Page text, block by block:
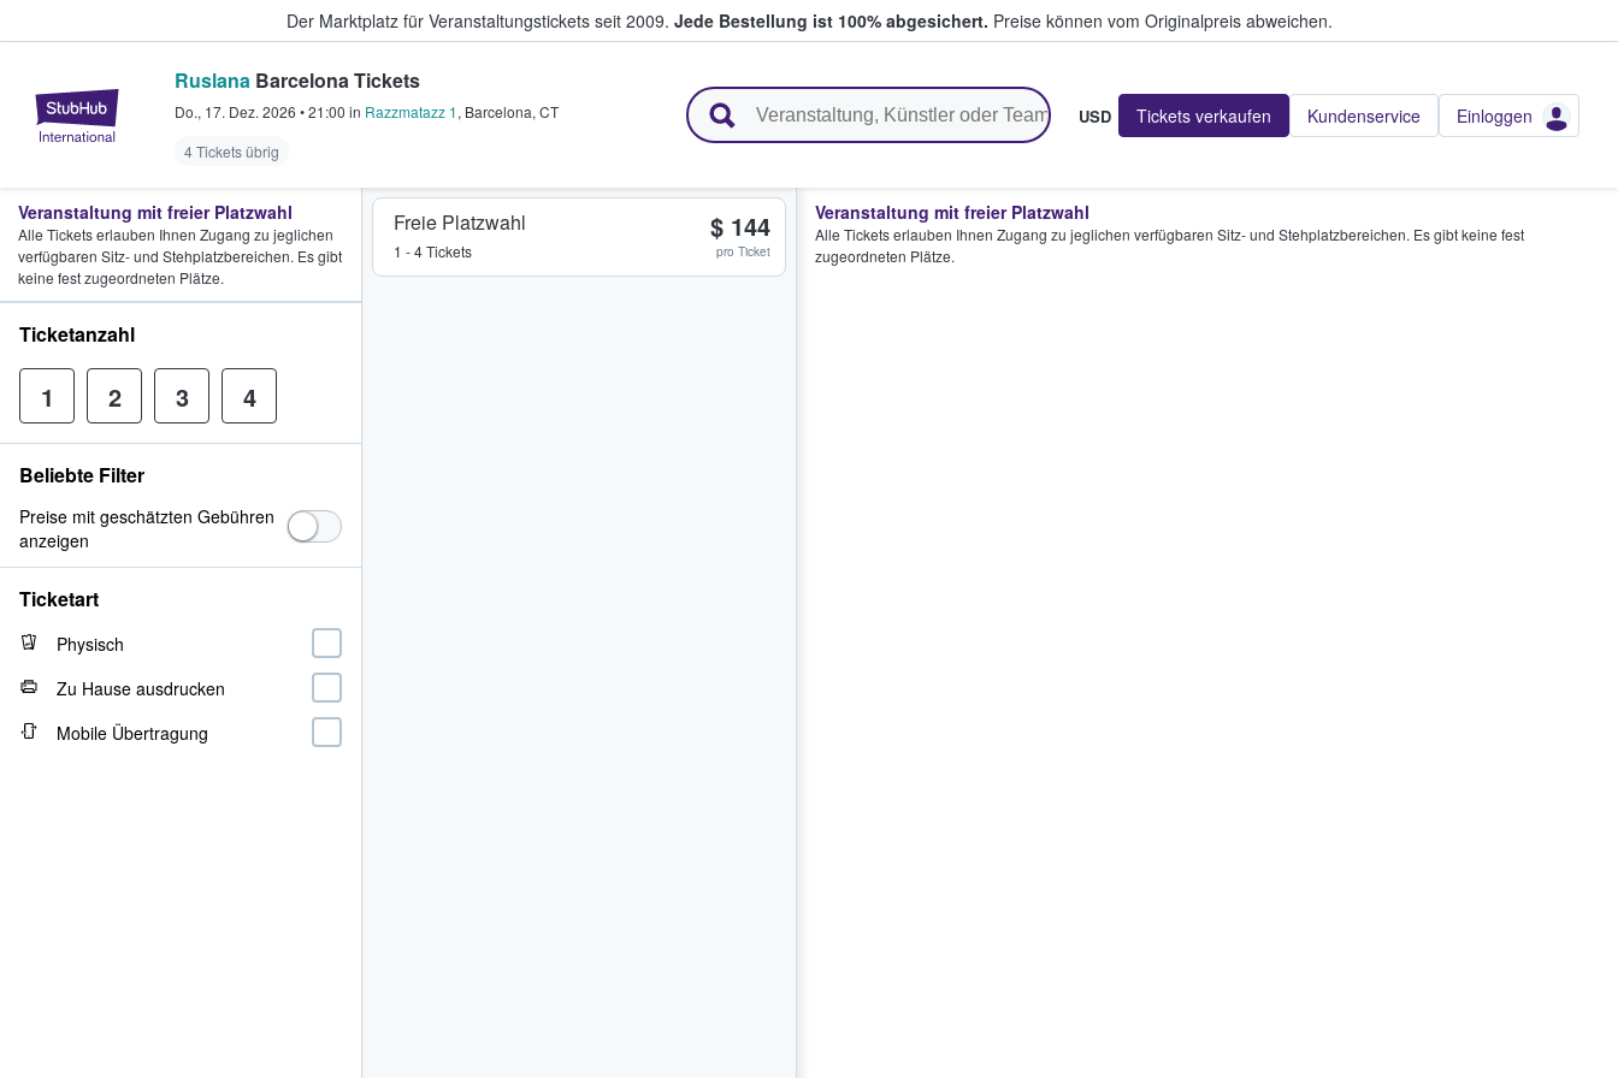
Der Marktplatz für Veranstaltungstickets seit 2009. Jede Bestellung ist 100% abgesichert. Preise können vom Originalpreis abweichen.
StubHub - Wo Fans Tickets kaufen & verkaufen
Ruslana Barcelona Tickets
Do., 17. Dez. 2026 •21:00 in Razzmatazz 1, Barcelona, CT
4 Tickets übrig
USD Tickets verkaufen Kundenservice Einloggen
Freie Platzwahl
1 - 4 Tickets
$ 144
pro Ticket
Veranstaltung mit freier Platzwahl
Alle Tickets erlauben Ihnen Zugang zu jeglichen verfügbaren Sitz- und Stehplatzbereichen. Es gibt keine fest
zugeordneten Plätze.
Veranstaltung mit freier Platzwahl
Alle Tickets erlauben Ihnen Zugang zu jeglichen
verfügbaren Sitz- und Stehplatzbereichen. Es gibt
keine fest zugeordneten Plätze.
Ticketanzahl
1 2 3 4
Beliebte Filter
Preise mit geschätzten Gebühren
anzeigen
Ticketart
Physisch
Zu Hause ausdrucken
Mobile Übertragung